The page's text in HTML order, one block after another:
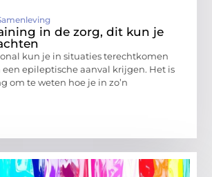
in de zorg, dit kun je
kun je in situaties terechtkomen
epileptische aanval krijgen. Het is
om te weten hoe je in zo’n